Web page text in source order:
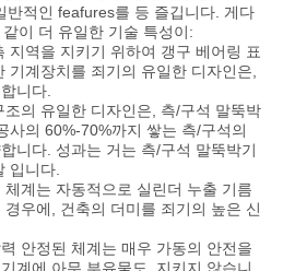
반적인 feafures를 등 즐깁니다. 게다
이 더 유일한 기술 특성이:
지역을 지키기 위하여 갱구 베어링 표
기계장치를 죄기의 유일한 디자인은,
니다.
의 유일한 디자인은, 측/구석 말뚝박
사의 60%-70%까지 쌓는 측/구석의
니다. 성과는 거는 측/구석 말뚝박기
입니다.
계는 자동적으로 실린더 누출 기름
우에, 건축의 더미를 죄기의 높은 신
안정된 체계는 매우 가동의 안전을